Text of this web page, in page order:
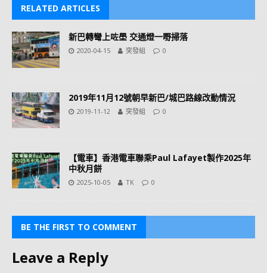
RELATED ARTICLES
新巴轉彎上咗壆 交通燈一嘢掃落
2020-04-15 突發組 0
2019年11月12號朝早新巴/城巴路線改動情況
2019-11-12 突發組 0
【電車】香港電車聯乘Paul Lafayet製作2025年
中秋月餅
2025-10-05 TK 0
BE THE FIRST TO COMMENT
Leave a Reply